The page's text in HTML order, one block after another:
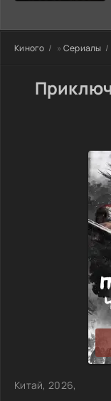
Киного » Сериалы
Китай, 2026,